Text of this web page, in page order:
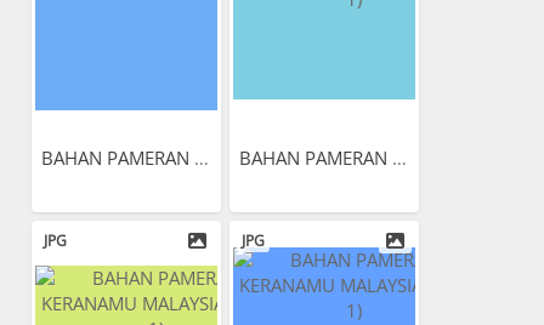
BAHAN PAMERAN KERANAMU... BAHAN PAMERAN KERANAMU...
JPG JPG